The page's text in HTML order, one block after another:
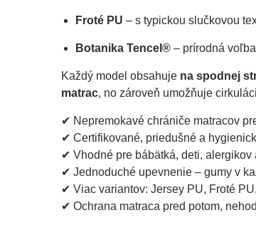
Froté PU – s typickou slučkovou
Botanika Tencel® – prírodná
Každý model obsahuje na spodnej
matrac, no zároveň umožňuje
✔ Nepremokavé chrániče matracov
✔ Certifikované, priedušné a
✔ Vhodné pre bábätká, deti,
✔ Jednoduché upevnenie – gumy v
✔ Viac variantov: Jersey PU, Froté
✔ Ochrana matraca pred potom,